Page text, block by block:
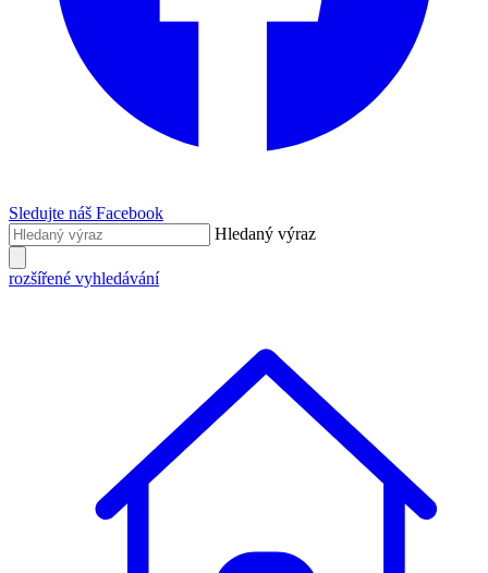
Sledujte náš Facebook
Hledaný výraz
rozšířené vyhledávání